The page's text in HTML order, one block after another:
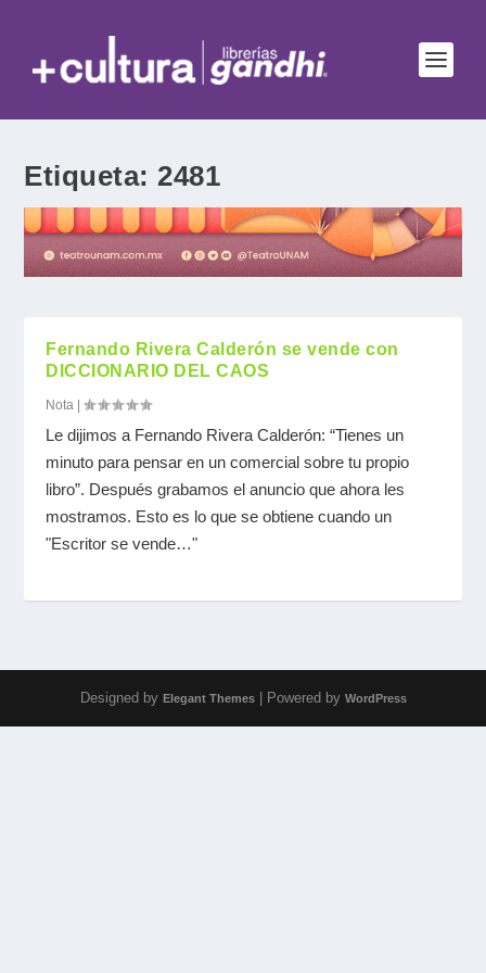
Etiqueta: 2481
Fernando Rivera Calderón se vende con
DICCIONARIO DEL CAOS
Nota |
Le dijimos a Fernando Rivera Calderón: “Tienes un
minuto para pensar en un comercial sobre tu propio
libro”. Después grabamos el anuncio que ahora les
mostramos. Esto es lo que se obtiene cuando un
"Escritor se vende…"
Designed by Elegant Themes| Powered by WordPress